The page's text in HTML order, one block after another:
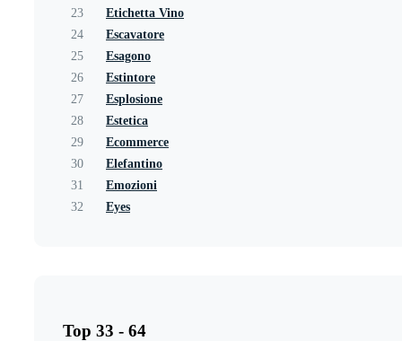
23
Etichetta Vino
24
Escavatore
25
Esagono
26
Estintore
27
Esplosione
28
Estetica
29
Ecommerce
30
Elefantino
31
Emozioni
32
Eyes
Top 33 - 64